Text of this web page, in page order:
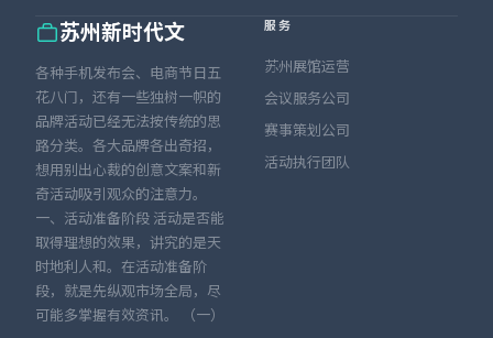
苏州新时代文
各种手机发布会、电商节日五
花八门，还有一些独树一帜的
品牌活动已经无法按传统的思
路分类。各大品牌各出奇招，
想用别出心裁的创意文案和新
奇活动吸引观众的注意力。
一、活动准备阶段 活动是否能
取得理想的效果，讲究的是天
时地利人和。在活动准备阶
段，就是先纵观市场全局，尽
可能多掌握有效资讯。 （一）
服务
苏州展馆运营
会议服务公司
赛事策划公司
活动执行团队